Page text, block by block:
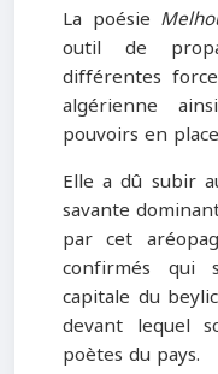
La poésie
outil de
différentes
algérienne
pouvoirs en
Elle a dû subir
savante
par cet
confirmés qui
capitale du
devant lequel
poètes du pays.